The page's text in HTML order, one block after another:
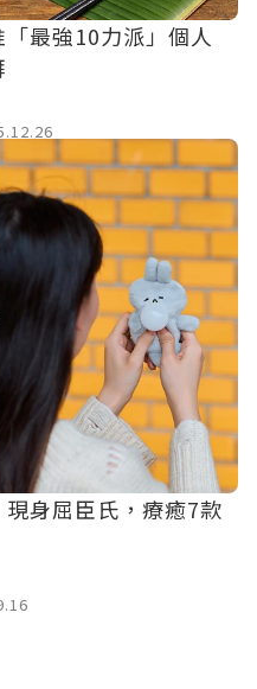
最強10力派」個人
身屈臣氏，療癒7款